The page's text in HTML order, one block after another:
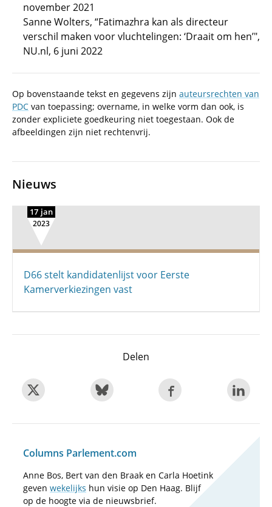
november 2021
Sanne Wolters, “Fatimazhra kan als directeur
verschil maken voor vluchtelingen: ‘Draait om hen’",
NU.nl, 6 juni 2022
Op bovenstaande tekst en gegevens zijn auteursrechten van
PDC van toepassing; overname, in welke vorm dan ook, is
zonder expliciete goedkeuring niet toegestaan. Ook de
afbeeldingen zijn niet rechtenvrij.
Nieuws
17 jan
2023
D66 stelt kandidatenlijst voor Eerste
Kamerverkiezingen vast
Delen
Columns Parlement.com
Anne Bos, Bert van den Braak en Carla Hoetink
geven wekelijks hun visie op Den Haag. Blijf
op de hoogte via de nieuwsbrief.